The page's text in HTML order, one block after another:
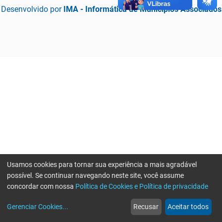
Desenvolvido por IMA - Informática de Municípios Associados
web
Notícias
more_horiz
Mais
Usamos cookies para tornar sua experiência a mais agradável
possível. Se continuar navegando neste site, você assume
concordar com nossa Política de Cookies e Política de privacidade
Gerenciar Cookies... Recusar Aceitar todos
Erro ao enviar informações, por favor tente novamente